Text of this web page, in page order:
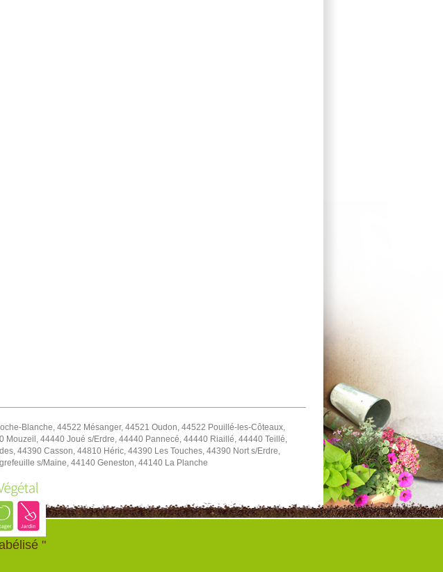
Blanche, 44522 Mésanger, 44521 Oudon, 44522 Pouillé-les-Côteaux,
44440 Joué s/Erdre, 44440 Pannecé, 44440 Riaillé, 44440 Teillé,
44390 Casson, 44810 Héric, 44390 Les Touches, 44390 Nort s/Erdre,
s/Maine, 44140 Geneston, 44140 La Planche
"